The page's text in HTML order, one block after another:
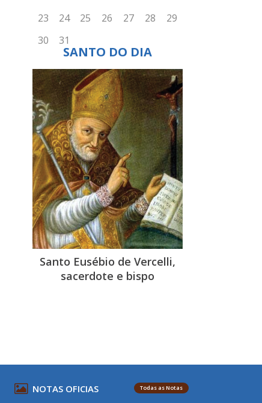
SANTO DO DIA
Santo Eusébio de Vercelli,
sacerdote e bispo
NOTAS OFICIAS Todas as Notas